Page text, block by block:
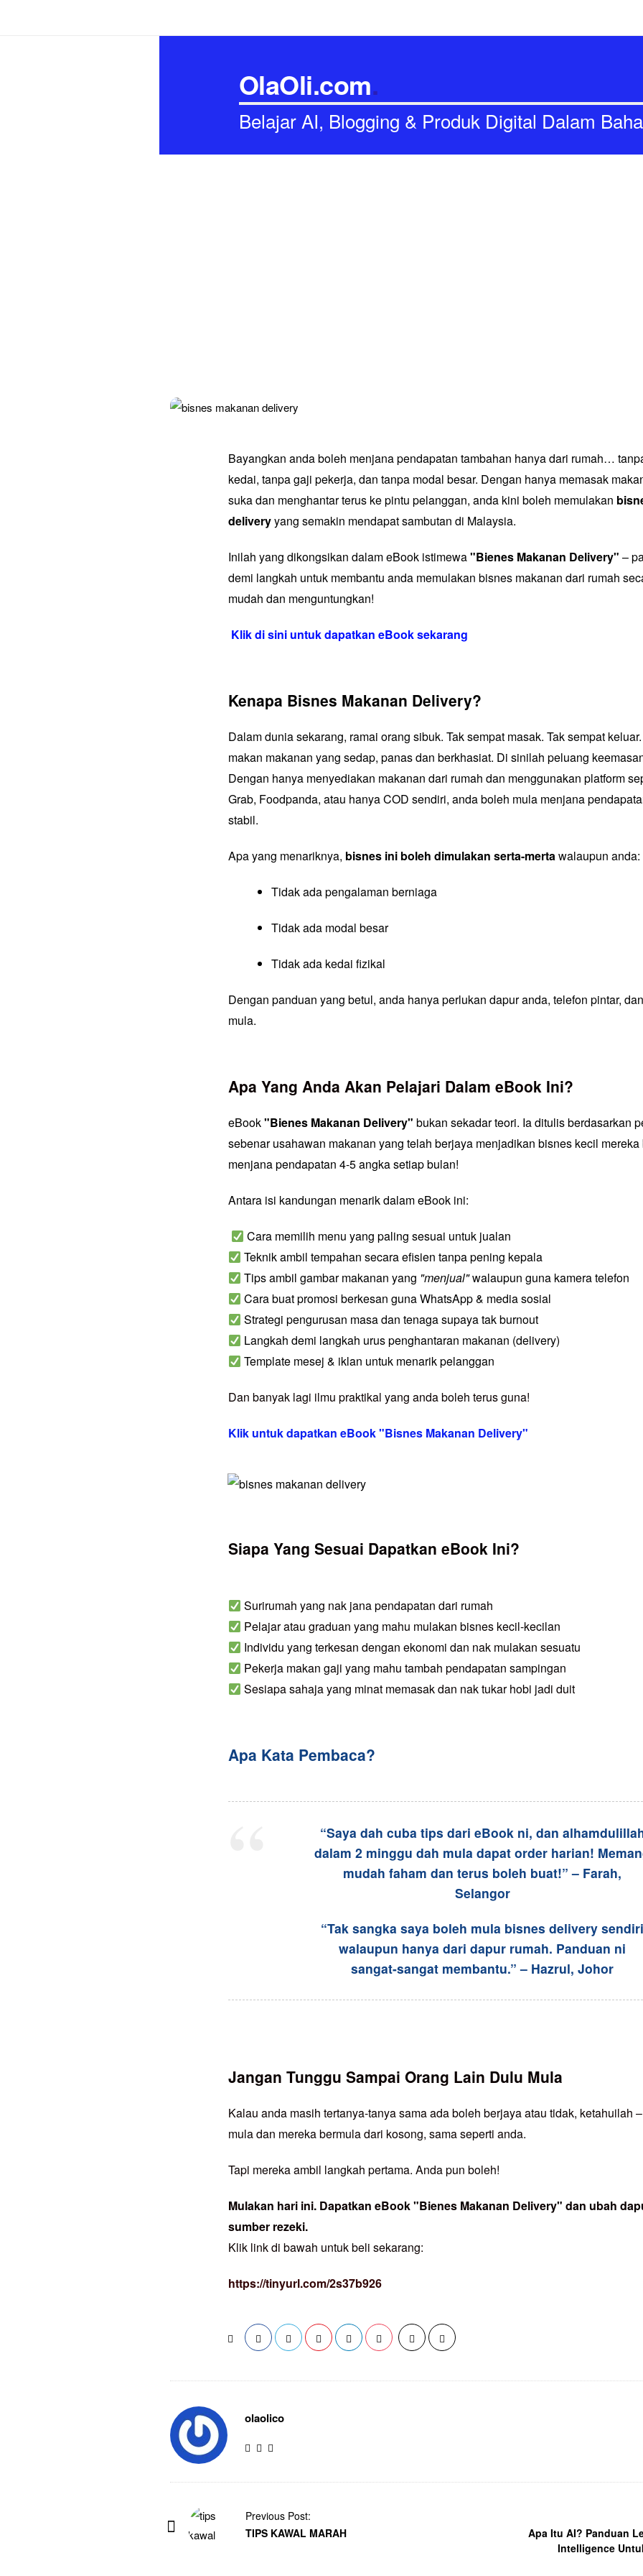
OlaOli.com.
Belajar AI, Blogging & Produk Digital Dalam
Bayangkan anda boleh menjana pendapatan tambahan hanya dari rumah…
kedai, tanpa gaji pekerja, dan tanpa modal besar. Dengan hanya memasak
suka dan menghantar terus ke pintu pelanggan, anda kini boleh memulakan
deliveryyang semakin mendapat sambutan di Malaysia.
Inilah yang dikongsikan dalam eBook istimewa"Bienes Makanan Delivery" –
demi langkah untuk membantu anda memulakan bisnes makanan dari rumah
mudah dan menguntungkan!
Klik di sini untuk dapatkan eBook sekarang
Kenapa Bisnes Makanan Delivery?
Dalam dunia sekarang, ramai orang sibuk. Tak sempat masak. Tak sempat
makan makanan yang sedap, panas dan berkhasiat. Di sinilah peluang
Dengan hanya menyediakan makanan dari rumah dan menggunakan platform
Grab, Foodpanda, atau hanya COD sendiri, anda boleh mula menjana
stabil.
Apa yang menariknya, bisnes ini boleh dimulakan serta-mertawalaupun anda:
Tidak ada pengalaman berniaga
Tidak ada modal besar
Tidak ada kedai fizikal
Dengan panduan yang betul, anda hanya perlukan dapur anda, telefon pintar,
mula.
Apa Yang Anda Akan Pelajari Dalam eBook Ini?
eBook"Bienes Makanan Delivery" bukan sekadar teori. Ia ditulis berdasarkan
sebenar usahawan makanan yang telah berjaya menjadikan bisnes kecil
menjana pendapatan 4-5 angka setiap bulan!
Antara isi kandungan menarik dalam eBook ini:
Cara memilih menu yang paling sesuai untuk jualan
Teknik ambil tempahan secara efisien tanpa pening kepala
Tips ambil gambar makanan yang "menjual"walaupun guna kamera telefon
Cara buat promosi berkesan guna WhatsApp & media sosial
Strategi pengurusan masa dan tenaga supaya tak burnout
Langkah demi langkah urus penghantaran makanan (delivery)
Template mesej & iklan untuk menarik pelanggan
Dan banyak lagi ilmu praktikal yang anda boleh terus guna!
Klik untuk dapatkan eBook "Bisnes Makanan Delivery"
Siapa Yang Sesuai Dapatkan eBook Ini?
Surirumah yang nak jana pendapatan dari rumah
Pelajar atau graduan yang mahu mulakan bisnes kecil-kecilan
Individu yang terkesan dengan ekonomi dan nak mulakan sesuatu
Pekerja makan gaji yang mahu tambah pendapatan sampingan
Sesiapa sahaja yang minat memasak dan nak tukar hobi jadi duit
Apa Kata Pembaca?
“Saya dah cuba tips dari eBook ni, dan
dalam 2 minggu dah mula dapat order harian!
mudah faham dan terus boleh buat!” – Farah,
Selangor
“Tak sangka saya boleh mula bisnes delivery sendiri
walaupun hanya dari dapur rumah. Panduan ni
sangat-sangat membantu.” – Hazrul, Johor
Jangan Tunggu Sampai Orang Lain Dulu Mula
Kalau anda masih tertanya-tanya sama ada boleh berjaya atau tidak, ketahuilah
mula dan mereka bermula dari kosong, sama seperti anda.
Tapi mereka ambil langkah pertama. Anda pun boleh!
Mulakan hari ini. Dapatkan eBook "Bienes Makanan Delivery" dan ubah
sumber rezeki.
Klik link di bawah untuk beli sekarang:
https://tinyurl.com/2s37b926
olaolico
Previous Post:
TIPS KAWAL MARAH
Apa Itu AI? Panduan
Intelligence